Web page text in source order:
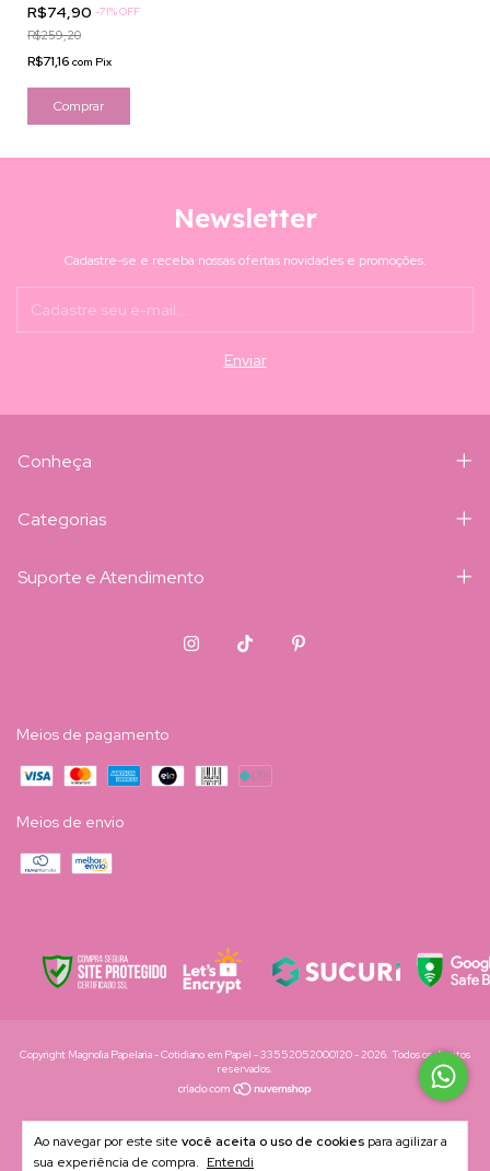
Ao navegar por este site você aceita o uso de cookies para agilizar a
sua experiência de compra. Entendi
R$74,90 -71%OFF
R$259,20
R$71,16 com Pix
Comprar
Newsletter
Cadastre-se e receba nossas ofertas novidades e promoções.
Conheça
Categorias
Suporte e Atendimento
Meios de pagamento
Meios de envio
Copyright Magnolia Papelaria - Cotidiano em Papel - 33552052000120 - 2026. Todos os direitos
reservados.